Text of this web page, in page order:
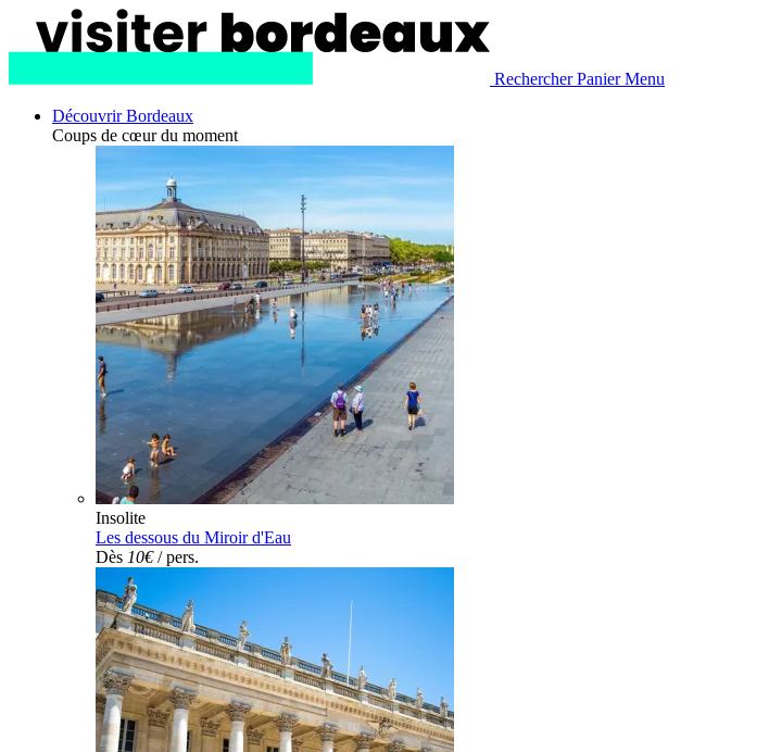
Rechercher Panier Menu
Découvrir Bordeaux
Coups de cœur du moment
Insolite
Les dessous du Miroir d'Eau
Dès 10€/ pers.